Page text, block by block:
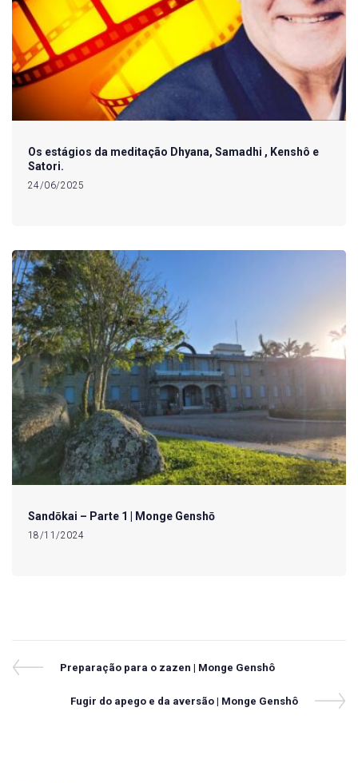
Os estágios da meditação Dhyana, Samadhi , Kenshô e
Satori.
24/06/2025
Sandōkai – Parte 1 | Monge Genshō
18/11/2024
Navegação
Previous
Preparação para o zazen | Monge Genshô
Next
Fugir do apego e da aversão | Monge Genshô